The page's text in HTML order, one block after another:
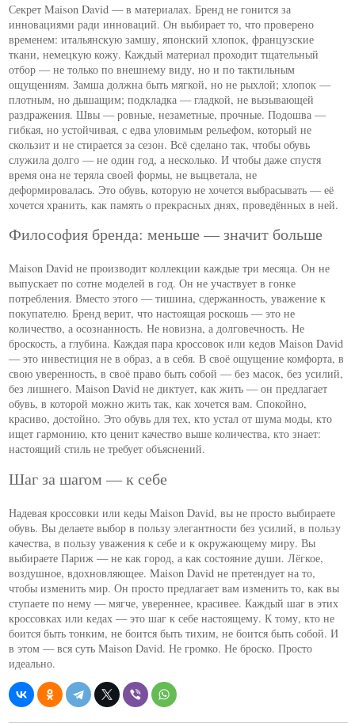
Секрет Maison David — в материалах. Бренд не гонится за
инновациями ради инноваций. Он выбирает то, что проверено
временем: итальянскую замшу, японский хлопок, французские
ткани, немецкую кожу. Каждый материал проходит тщательный
отбор — не только по внешнему виду, но и по тактильным
ощущениям. Замша должна быть мягкой, но не рыхлой; хлопок —
плотным, но дышащим; подкладка — гладкой, не вызывающей
раздражения. Швы — ровные, незаметные, прочные. Подошва —
гибкая, но устойчивая, с едва уловимым рельефом, который не
скользит и не стирается за сезон. Всё сделано так, чтобы обувь
служила долго — не один год, а несколько. И чтобы даже спустя
время она не теряла своей формы, не выцветала, не
деформировалась. Это обувь, которую не хочется выбрасывать — её
хочется хранить, как память о прекрасных днях, проведённых в ней.
Философия бренда: меньше — значит больше
Maison David не производит коллекции каждые три месяца. Он не
выпускает по сотне моделей в год. Он не участвует в гонке
потребления. Вместо этого — тишина, сдержанность, уважение к
покупателю. Бренд верит, что настоящая роскошь — это не
количество, а осознанность. Не новизна, а долговечность. Не
броскость, а глубина. Каждая пара кроссовок или кедов Maison David
— это инвестиция не в образ, а в себя. В своё ощущение комфорта, в
свою уверенность, в своё право быть собой — без масок, без усилий,
без лишнего. Maison David не диктует, как жить — он предлагает
обувь, в которой можно жить так, как хочется вам. Спокойно,
красиво, достойно. Это обувь для тех, кто устал от шума моды, кто
ищет гармонию, кто ценит качество выше количества, кто знает:
настоящий стиль не требует объяснений.
Шаг за шагом — к себе
Надевая кроссовки или кеды Maison David, вы не просто выбираете
обувь. Вы делаете выбор в пользу элегантности без усилий, в пользу
качества, в пользу уважения к себе и к окружающему миру. Вы
выбираете Париж — не как город, а как состояние души. Лёгкое,
воздушное, вдохновляющее. Maison David не претендует на то,
чтобы изменить мир. Он просто предлагает вам изменить то, как вы
ступаете по нему — мягче, увереннее, красивее. Каждый шаг в этих
кроссовках или кедах — это шаг к себе настоящему. К тому, кто не
боится быть тонким, не боится быть тихим, не боится быть собой. И
в этом — вся суть Maison David. Не громко. Не броско. Просто
идеально.